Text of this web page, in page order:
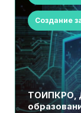
Создание
ТОИПКРО,